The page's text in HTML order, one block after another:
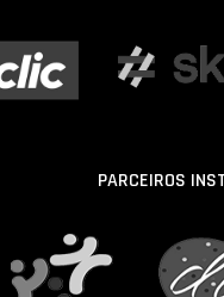
PARCEIROS